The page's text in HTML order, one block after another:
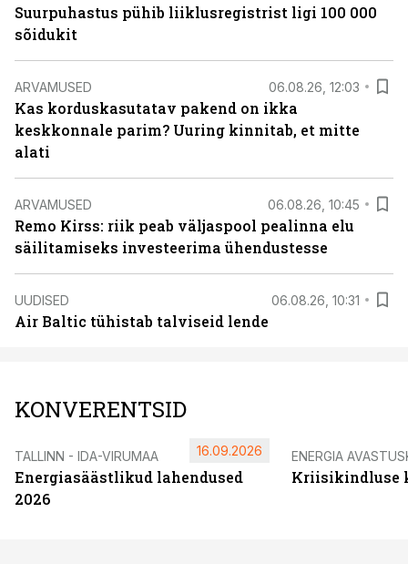
Suurpuhastus pühib liiklusregistrist ligi 100 000
sõidukit
ARVAMUSED 06.08.26, 12:03
Kas korduskasutatav pakend on ikka
keskkonnale parim? Uuring kinnitab, et mitte
alati
ARVAMUSED 06.08.26, 10:45
Remo Kirss: riik peab väljaspool pealinna elu
säilitamiseks investeerima ühendustesse
UUDISED 06.08.26, 10:31
Air Baltic tühistab talviseid lende
KONVERENTSID
TALLINN - IDA-VIRUMAA
Energiasäästlikud lahendused
2026
16.09.2026 ENERGIA
Kriisikindluse